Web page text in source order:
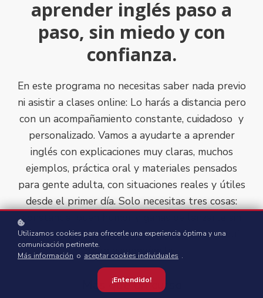
aprender inglés paso a
paso, sin miedo y con
confianza.
En este programa no necesitas saber nada previo
ni asistir a clases online: Lo harás a distancia pero
con un acompañamiento constante, cuidadoso y
personalizado. Vamos a ayudarte a aprender
inglés con explicaciones muy claras, muchos
ejemplos, práctica oral y materiales pensados
para gente adulta, con situaciones reales y útiles
desde el primer día.Solo necesitas tres cosas:
constancia, buen humor y ganas de lanzarte sin
miedo a equivocarte.Nosotros estaremos aquí
para acompañarte.
Más que un curso
Utilizamos cookies para ofrecerle una experiencia óptima y una
comunicación pertinente.
Más información o aceptar cookies individuales .
¡Entendido!